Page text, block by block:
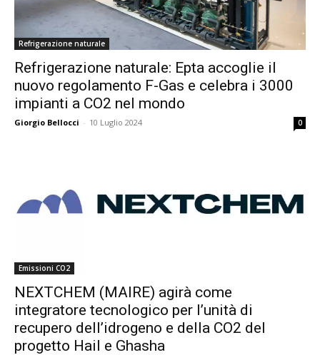
Refrigerazione naturale
Refrigerazione naturale: Epta accoglie il
nuovo regolamento F-Gas e celebra i 3000
impianti a CO2 nel mondo
Giorgio Bellocci - 10 Luglio 2024 0
Emissioni CO2
NEXTCHEM (MAIRE) agirà come
integratore tecnologico per l’unità di
recupero dell’idrogeno e della CO2 del
progetto Hail e Ghasha